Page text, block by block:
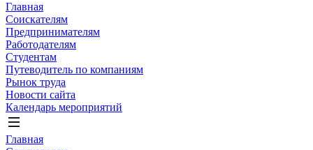
Главная
Соискателям
Предпринимателям
Работодателям
Студентам
Путеводитель по компаниям
Рынок труда
Новости сайта
Календарь мероприятий
Главная